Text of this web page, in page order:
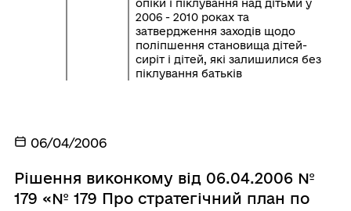
опіки і піклування над дітьми у
2006 - 2010 роках та
затвердження заходів щодо
поліпшення становища дітей-
сиріт і дітей, які залишилися без
піклування батьків
06/04/2006
Рішення виконкому від 06.04.2006 №
179 «№ 179 Про стратегічний план по